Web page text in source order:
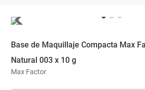
Base de Maquillaje Compacta Max
Natural 003 x 10 g
Max Factor